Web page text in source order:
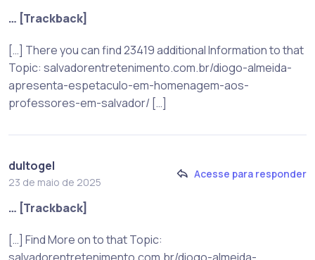
… [Trackback]
[…] There you can find 23419 additional Information to that
Topic: salvadorentretenimento.com.br/diogo-almeida-
apresenta-espetaculo-em-homenagem-aos-
professores-em-salvador/ […]
dultogel
23 de maio de 2025
Acesse para responder
… [Trackback]
[…] Find More on to that Topic: